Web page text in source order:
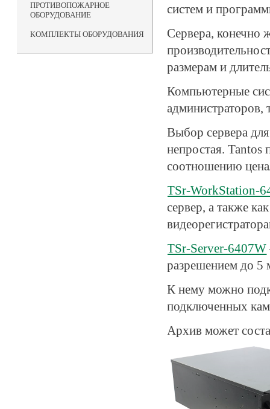
ПРОТИВОПОЖАРНОЕ
ОБОРУДОВАНИЕ
КОМПЛЕКТЫ ОБОРУДОВАНИЯ
систем и
Сервера, конечно
размерам и
Компьютерные
администраторов,
Выбор сервера
непростая. Tantos
соотношению
TSr-WorkStation-
сервер, а также
TSr-Server-6407W
разрешением до 5
К нему можно
подключенных
Архив может